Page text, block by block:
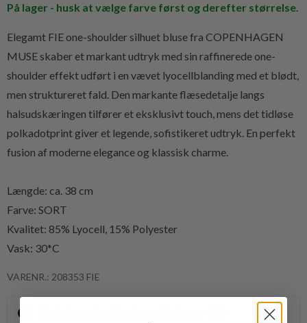
På lager - husk at vælge farve først og derefter størrelse.
Elegamt FIEone-shoulder silhuet bluse fra COPENHAGEN
MUSE skaber et markant udtryk med sin raffinerede one-
shoulder effekt udført i en vævet lyocellblanding med et blødt,
men struktureret fald. Den markante flæsedetalje langs
halsudskæringen tilfører et eksklusivt touch, mens det tidløse
polkadotprint giver et legende, sofistikeret udtryk. En perfekt
fusion af moderne elegance og klassisk charme.
Længde: ca. 38 cm
Farve: SORT
Kvalitet: 85% Lyocell, 15% Polyester
Vask: 30*C
VARENR.: 208353 FIE